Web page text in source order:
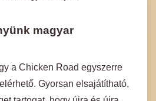
magyar
a Chicken Road egyszerre
Gyorsan elsajátítható,